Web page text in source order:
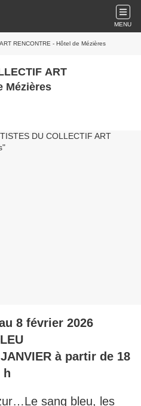
MENU
RENCONTRE - Hôtel de Mézières
ART
Mézières
8 février 2026
à partir de 18
h
sang bleu, les